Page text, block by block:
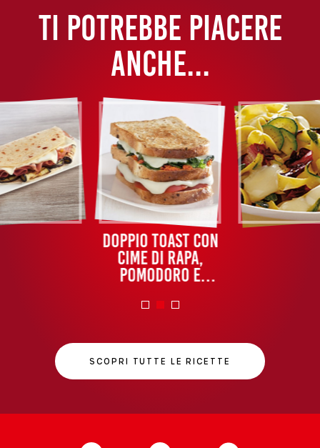
TI POTREBBE PIACERE
ANCHE...
Doppio toast con
cime di rapa,
pomodoro e
Classiche
SCOPRI TUTTE LE RICETTE